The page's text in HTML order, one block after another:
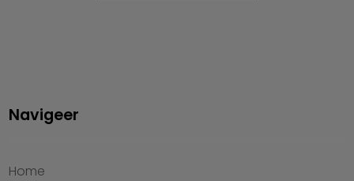
Navigeer
Home